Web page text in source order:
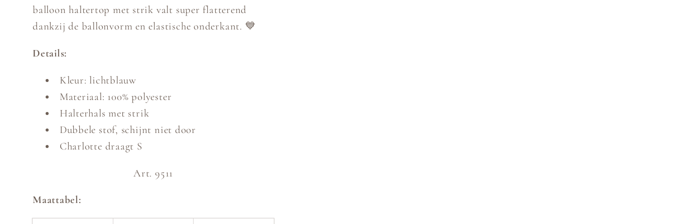
balloon haltertop met strik valt super flatterend
dankzij de ballonvorm en elastische onderkant. 💙
Details:
Kleur: lichtblauw
Materiaal: 100% polyester
Halterhals met strik
Dubbele stof, schijnt niet door
Charlotte draagt S
Art. 9511
Maattabel: